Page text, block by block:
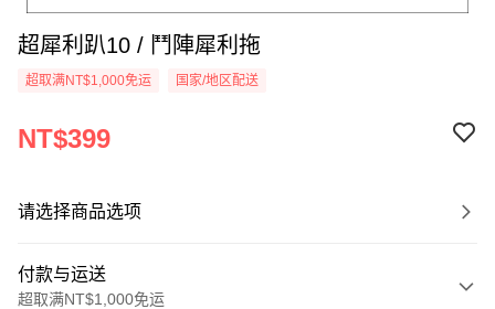
超犀利趴10 / 鬥陣犀利拖
超取满NT$1,000免运 国家/地区配送
NT$399
请选择商品选项
付款与运送
超取满NT$1,000免运